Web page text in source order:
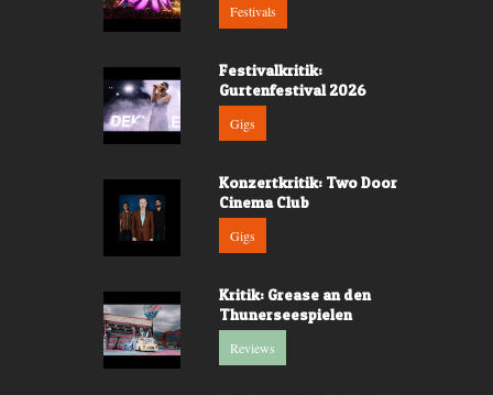
Festivals
Festivalkritik:
Gurtenfestival 2026
Gigs
Konzertkritik: Two Door
Cinema Club
Gigs
Kritik: Grease an den
Thunerseespielen
Reviews